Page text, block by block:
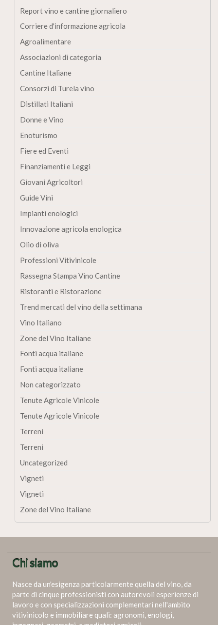
Report vino e cantine giornaliero
Corriere d'informazione agricola
Agroalimentare
Associazioni di categoria
Cantine Italiane
Consorzi di Turela vino
Distillati Italiani
Donne e Vino
Enoturismo
Fiere ed Eventi
Finanziamenti e Leggi
Giovani Agricoltori
Guide Vini
Impianti enologici
Innovazione agricola enologica
Olio di oliva
Professioni Vitivinicole
Rassegna Stampa Vino Cantine
Ristoranti e Ristorazione
Trend mercati del vino della settimana
Vino Italiano
Zone del Vino Italiane
Fonti acqua italiane
Fonti acqua italiane
Non categorizzato
Tenute Agricole Vinicole
Tenute Agricole Vinicole
Terreni
Terreni
Uncategorized
Vigneti
Vigneti
Zone del Vino Italiane
Chi siamo
Nasce da un'esigenza particolarmente quella del vino, da
parte di cinque professionisti con autorevoli esperienze di
lavoro e con specializzazioni complementari nell'ambito
vitivinicolo e immobiliare quali: agronomi, enologi,